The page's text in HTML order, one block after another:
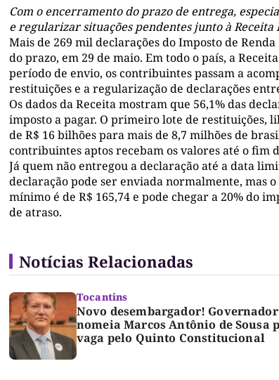
Com o encerramento do prazo de entrega,
e regularizar situações pendentes junto à Receita
Mais de 269 mil declarações do Imposto de
do prazo, em 29 de maio. Em todo o país, a
período de envio, os contribuintes passam a
restituições e a regularização de declarações
Os dados da Receita mostram que 56,1% das
imposto a pagar. O primeiro lote de restituições,
de R$ 16 bilhões para mais de 8,7 milhões de
contribuintes aptos recebam os valores até o fim
Já quem não entregou a declaração até a data
declaração pode ser enviada normalmente, mas
mínimo é de R$ 165,74 e pode chegar a 20% do
de atraso.
Notícias Relacionadas
Tocantins
Novo desembargador! Governador
nomeia Marcos Antônio de Sousa
vaga pelo Quinto Constitucional